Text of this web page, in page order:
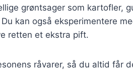
grøntsager som kartofler,
kan også eksperimentere
retten et ekstra pift.
råvarer, så du altid får